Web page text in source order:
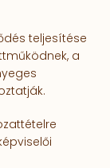
teljesítése
a